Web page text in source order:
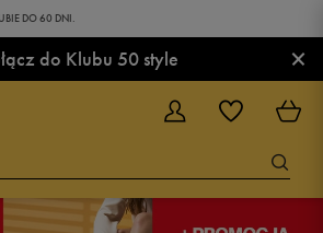
DO 60 DNI.
do Klubu 50 style ×